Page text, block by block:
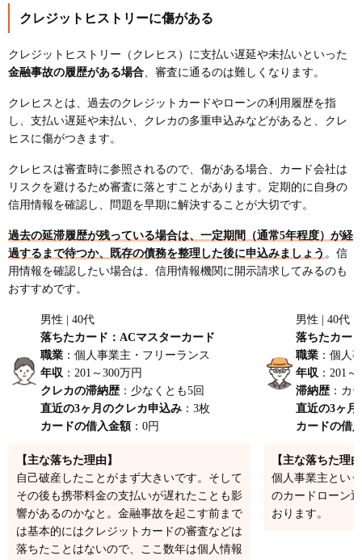
クレジットヒストリーに傷がある
クレジットヒストリー（クレヒス）に支払い遅延や未払いといった
金融事故の履歴がある場合、審査に通るのは難しくなります。
クレヒスとは、過去のクレジットカードやローンの利用履歴を指
し、支払い遅延や未払い、クレカの多重申込みなどがあると、クレ
ヒスに傷がつきます。
クレヒスは審査時に参照されるので、傷がある場合、カード会社は
リスクを避けるため審査に落とすことがあります。定期的に自身の
信用情報を確認し、問題を早期に解決することが大切です。
過去の延滞履歴が残っている場合は、一定期間（通常5年程度）が経
過するまで待つか、既存の債務を整理した後に申込みましょう 。信
用情報を確認したい場合は、信用情報機関に開示請求してみるのも
おすすめです。
男性 | 40代
落ちたカード：ACマスターカード
職業 ：個人事業主・フリーランス
年収 ：201～300万円
クレカの滞納歴 ：少なくとも5回
直近の3ヶ月のクレカ申込み ：3枚
カードの借入金額 ：0円
【主な落ちた理由】
自己破産したことがまず大きいです。そして
その後も携帯料金の支払いが遅れたことも影
響があるのかなと。金融事故を起こす前まで
は基本的にはクレジットカードの審査などは
落ちたことはないので、ここ数年は個人情報
男性 | 40代
落ちたカー
職業 ：個人
年収 ：201
滞納歴 ：カ
直近の3ヶ月
カードの借
【主な落ちた理
個人事業主とい
のカードローン
おります。